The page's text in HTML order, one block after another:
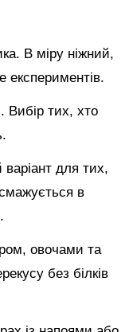
В міру ніжний,
експериментів.
Вибір тих, хто
для тих,
в
овочами та
без білків